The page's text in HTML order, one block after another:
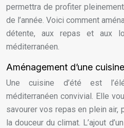
permettra de profiter
de l’année. Voici comment
détente, aux repas et aux
méditerranéen.
Aménagement d’une
Une cuisine d’été est
méditerranéen convivial. Elle
savourer vos repas en plein air,
la douceur du climat. L’ajout